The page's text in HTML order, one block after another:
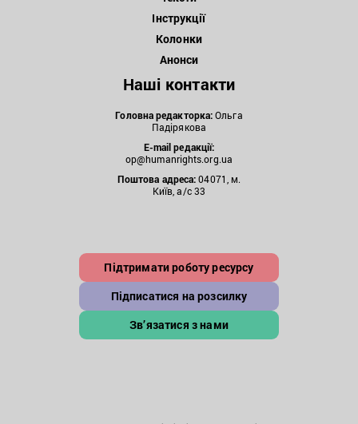
Інструкції
Колонки
Анонси
Наші контакти
Головна редакторка:Ольга
Падірякова
E-mail редакції:
op@humanrights.org.ua
Поштова адреса:04071, м.
Київ, а/с 33
Підтримати роботу ресурсу
Підписатися на розсилку
Зв’язатися з нами